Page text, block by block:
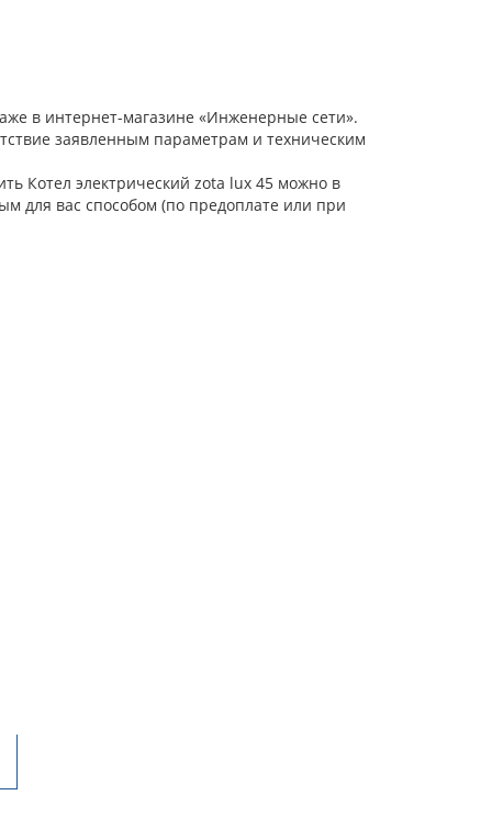
в интернет-магазине «Инженерные сети».
заявленным параметрам и техническим
Котел электрический zota lux 45 можно в
для вас способом (по предоплате или при